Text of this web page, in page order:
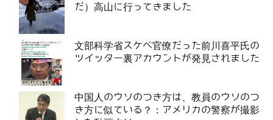
だ）高山に行ってきました
文部科学省スケベ官僚だった前川喜平氏の
ツイッター裏アカウントが発見されました
中国人のウソのつき方は、教員のウソのつ
き方に似ている？：アメリカの警察が撮影